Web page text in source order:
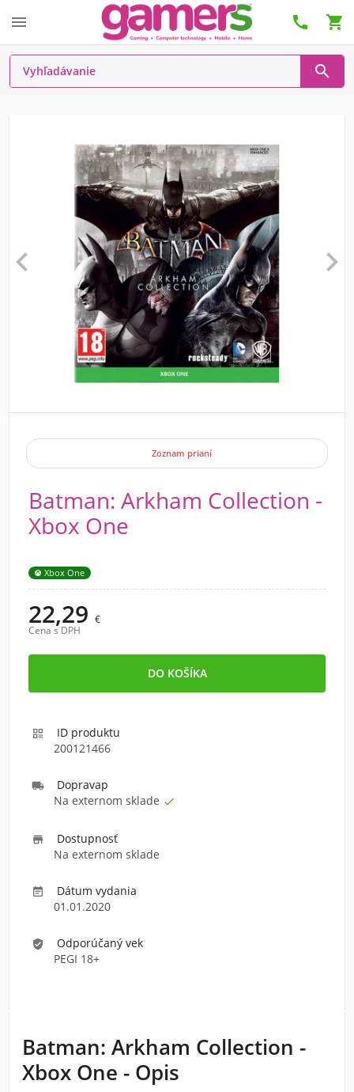
  

 
Zoznam prianí
Batman: Arkham Collection -
Xbox One
Xbox One
22,29 €
Cena s DPH

ID produktu
200121466
 Dopravap
Na externom sklade 

Dostupnosť
Na externom sklade

Dátum vydania
01.01.2020
verified_user
Odporúčaný vek
PEGI 18+
Batman: Arkham Collection -
Xbox One - Opis